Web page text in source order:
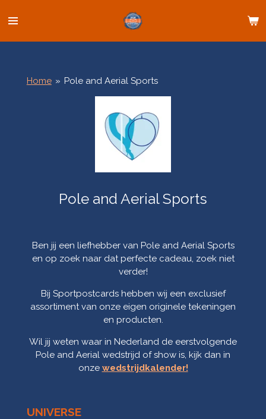
direct
Home » Pole and Aerial Sports
Pole and Aerial Sports
Ben jij een liefhebber van Pole and Aerial Sports
en op zoek naar dat perfecte cadeau, zoek niet
verder!
Bij Sportpostcards hebben wij een exclusief
assortiment van onze eigen originele tekeningen
en producten.
Wil jij weten waar in Nederland de eerstvolgende
Pole and Aerial wedstrijd of show is, kijk dan in
onze wedstrijdkalender!
UNIVERSE